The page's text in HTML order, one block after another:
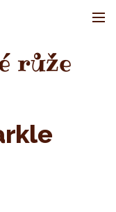
růže